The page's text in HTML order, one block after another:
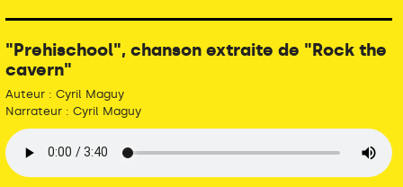
"Prehischool", chanson extraite de "Rock the
cavern"
Auteur : Cyril Maguy
Narrateur : Cyril Maguy